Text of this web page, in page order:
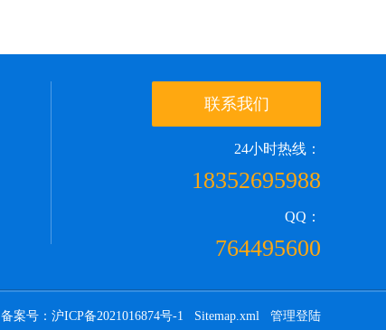
联系我们
24小时热线：
18352695988
QQ：
764495600
备案号：沪ICP备2021016874号-1 Sitemap.xml 管理登陆